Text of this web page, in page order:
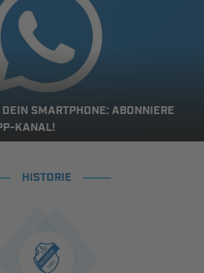
SMARTPHONE: ABONNIERE
KANAL!
HISTORIE